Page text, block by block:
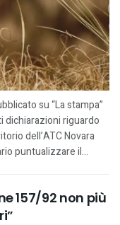
su “La stampa”
dichiarazioni riguardo
dell’ATC Novara
puntualizzare il...
157/92 non più